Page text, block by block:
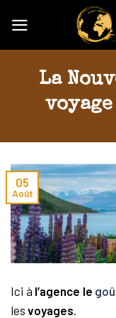
content
La
05
Août
Ici à l’agence le
les voyages